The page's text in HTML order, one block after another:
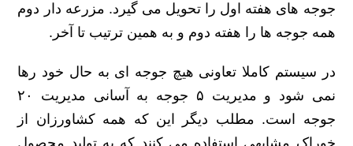
جوجه های هفته اول را تحویل می گیرد. مزرعه دار دوم
همه جوجه ها را هفته دوم و به همین ترتیب تا آخر.
در سیستم کاملا تعاونی هیچ جوجه ای به حال خود رها
نمی شود و مدیریت ۵ جوجه به آسانی مدیریت ۲۰
جوجه است. مطلب دیگر این که همه کشاورزان از